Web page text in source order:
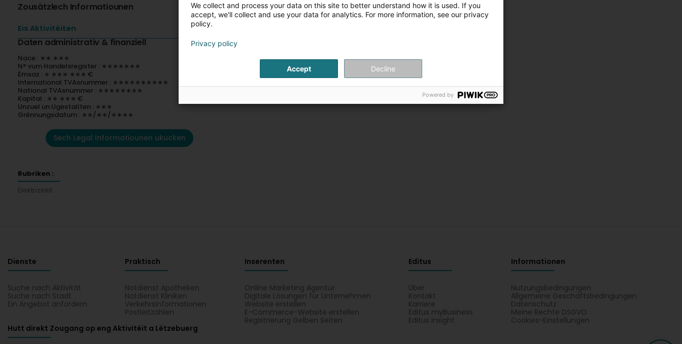
Zousätzlech Informatiounen
Eis Aktivitéiten
Daten administrativ & finanziell
Nace : ∗∗.∗∗∗
N° vum Handelsregister : ∗∗∗∗∗∗∗
Ëmsaz : ∗ ∗∗∗ ∗∗∗ €
International TVAsnummer : ∗∗∗∗∗∗∗∗∗∗
National TVAsnummer : ∗∗∗∗∗∗∗∗
Kapital : ∗∗ ∗∗∗ €
Unzuel un Ugestallten : ∗∗∗
Grënnungsdatum : ∗∗/∗∗/∗∗∗∗
Sech Legal Informatiounen ukucken
Rubriken :
Elektrizitéit
Dienste
Suche nach Aktivität
Suche nach Stadt
Ein Angebot anfordern
Praktisch
Notdienst Apotheken
Notdienst Kliniken
Verkehrsinformationen
Postleitzahlen
Inserenten
Online Marketing Agentur
Digitale Lösungen für Unternehmen
Website erstellen
E-Commerce-Website erstellen
Registrierung Gelben Seiten
Editus
Über
Kontakt
Karriere
Editus myBusiness
Editus Insight
Informationen
Nutzungsbedingungen
Allgemeine Geschäftsbedingungen
Datenschutz
Meine Rechte DSGVO
Cookies-Einstellungen
Hutt direkt Zougang op eng Aktivitéit a Lëtzebuerg
We collect and process your data on this site to better understand how it is used. If you
accept, we'll collect and use your data for analytics. For more information, see our privacy
policy.
Privacy policy
Accept Decline
Powered by